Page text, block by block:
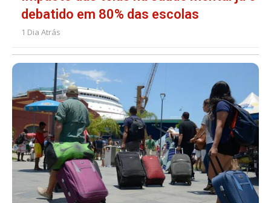
debatido em 80% das escolas
1 Dia Atrás